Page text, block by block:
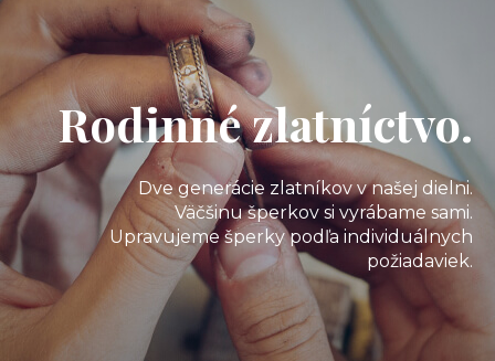
Rodinné zlatníctvo.
Dve generácie zlatníkov v našej dielni.
Väčšinu šperkov si vyrábame sami.
Upravujeme šperky podľa individuálnych
požiadaviek.